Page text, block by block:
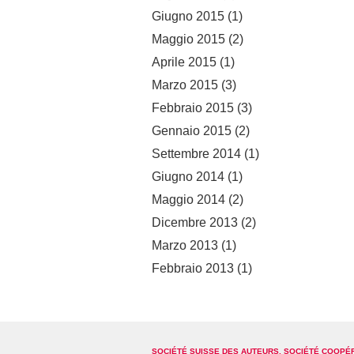
Giugno 2015 (1)
Maggio 2015 (2)
Aprile 2015 (1)
Marzo 2015 (3)
Febbraio 2015 (3)
Gennaio 2015 (2)
Settembre 2014 (1)
Giugno 2014 (1)
Maggio 2014 (2)
Dicembre 2013 (2)
Marzo 2013 (1)
Febbraio 2013 (1)
SOCIÉTÉ SUISSE DES AUTEURS, SOCIÉTÉ